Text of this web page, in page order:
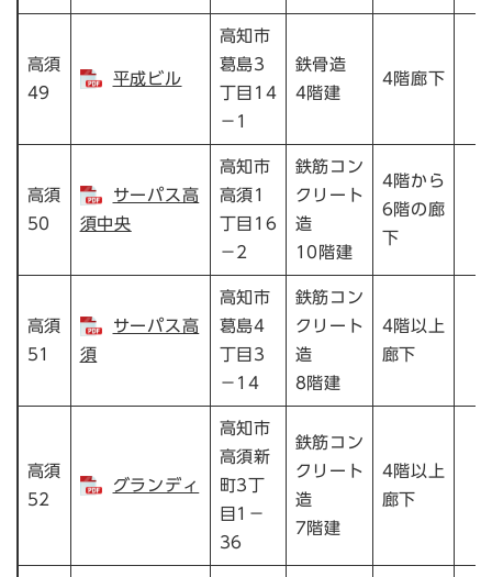
高須
49
平成ビル
高知市
葛島3
丁目14
－1
鉄骨造
4階建
4階廊下
高須
50
サーパス高
須中央
高知市
高須1
丁目16
－2
鉄筋コン
クリート
造
10階建
4階から
6階の廊
下
高須
51
サーパス高
須
高知市
葛島4
丁目3
－14
鉄筋コン
クリート
造
8階建
4階以上
廊下
高須
52
グランディ
高知市
高須新
町3丁
目1－
36
鉄筋コン
クリート
造
7階建
4階以上
廊下